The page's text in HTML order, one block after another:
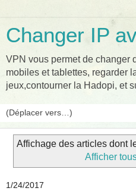
Changer IP
VPN vous permet de changer
mobiles et tablettes, regarder
jeux,contourner la Hadopi, et
Affichage des articles dont
Afficher
1/24/2017